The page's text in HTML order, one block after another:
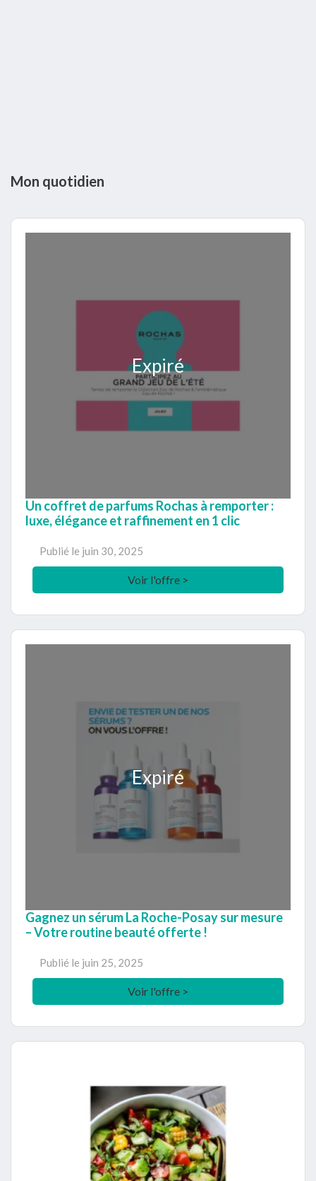
Mon quotidien
Expiré
Un coffret de parfums Rochas à remporter :
luxe, élégance et raffinement en 1 clic
Publié le juin 30, 2025
Voir l'offre >
Expiré
Gagnez un sérum La Roche-Posay sur mesure
– Votre routine beauté offerte !
Publié le juin 25, 2025
Voir l'offre >